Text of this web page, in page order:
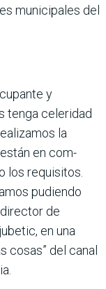
muni­cipales del
y
tenga celeridad
la
en com­
los requisitos.
pudiendo
de
en una
cosas” del canal